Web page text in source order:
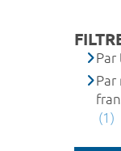
Par
Par
(1)